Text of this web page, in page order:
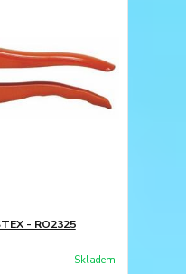
- RO2325
Skladem